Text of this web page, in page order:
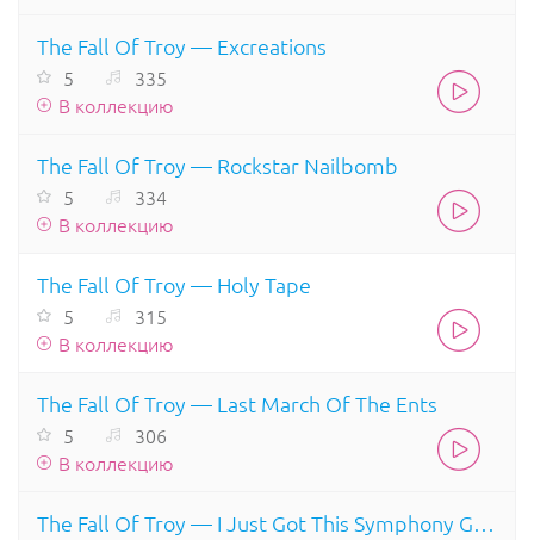
The Fall Of Troy — Excreations
5
335
В коллекцию
The Fall Of Troy — Holy Tape
5
315
В коллекцию
The Fall Of Troy — I Just Got This Symphony Goin
The Fall Of Troy — Last March Of The Ents
5
306
В коллекцию
The Fall Of Troy — Rockstar Nailbomb
5
334
В коллекцию